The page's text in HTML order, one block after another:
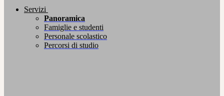
Servizi
Panoramica
Famiglie e studenti
Personale scolastico
Percorsi di studio